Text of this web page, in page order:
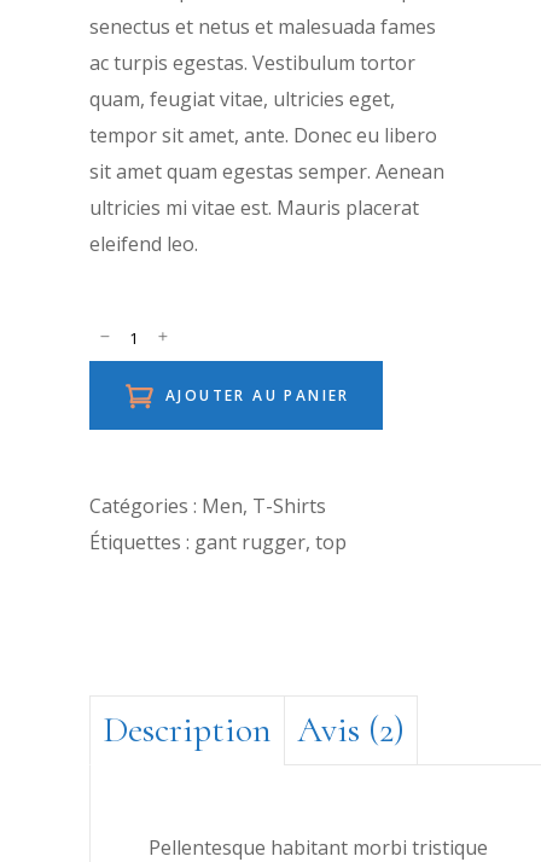
senectus et netus et malesuada fames
ac turpis egestas. Vestibulum tortor
quam, feugiat vitae, ultricies eget,
tempor sit amet, ante. Donec eu libero
sit amet quam egestas semper. Aenean
ultricies mi vitae est. Mauris placerat
eleifend leo.
AJOUTER AU PANIER
Catégories : Men, T-Shirts
Étiquettes : gant rugger, top
Description Avis (2)
Pellentesque habitant morbi tristique